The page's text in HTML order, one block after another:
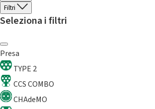
Filtri
Seleziona i filtri
Presa
TYPE 2
CCS COMBO
CHAdeMO